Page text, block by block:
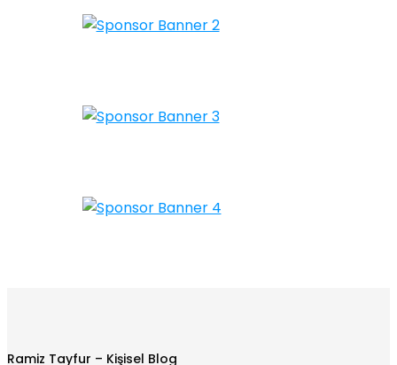
Ramiz Tayfur – Kişisel Blog